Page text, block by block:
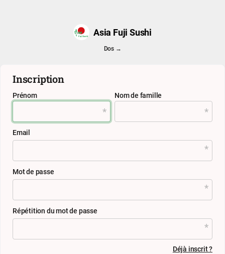
Asia Fuji Sushi
Dos →
Inscription
Prénom Nom de famille
Email
Mot de passe
Répétition du mot de passe
Déjà inscrit ?